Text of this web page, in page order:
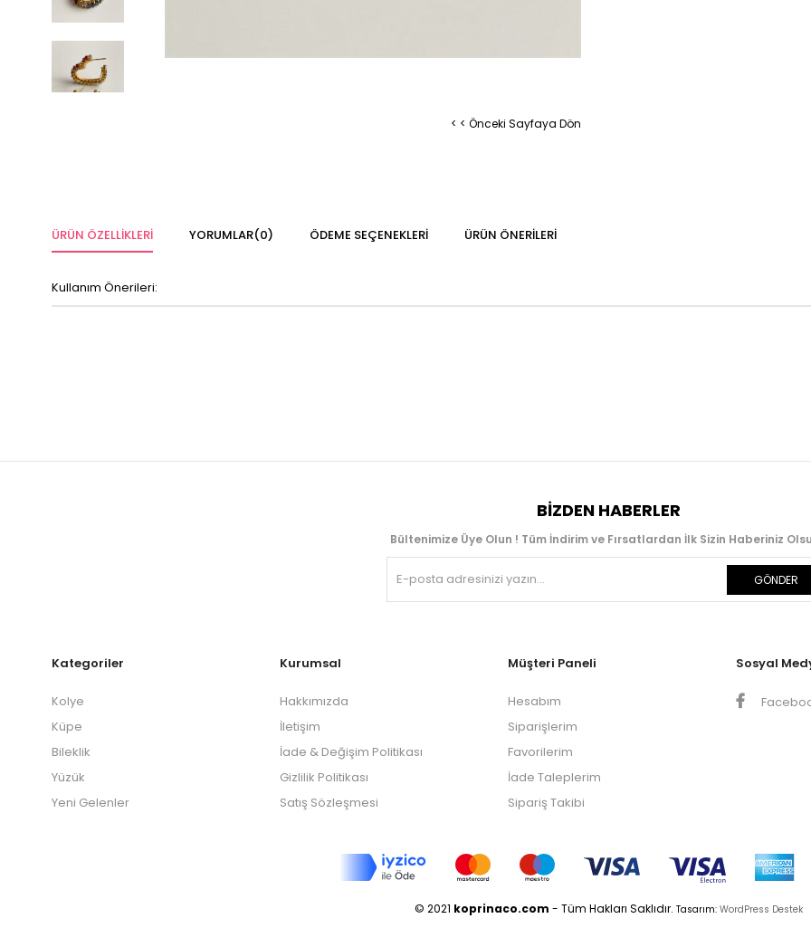
< < Önceki Sayfaya Dön
ÜRÜN ÖZELLIKLERI YORUMLAR(0) ÖDEME SEÇENEKLERI ÜRÜN ÖNERILERI
Kullanım Önerileri:
BIZDEN HABERLER
Bültenimize Üye Olun ! Tüm İndirim ve Fırsatlardan İlk Sizin Haberiniz
GÖNDER
Kategoriler
Kolye
Küpe
Bileklik
Yüzük
Yeni Gelenler
Kurumsal
Hakkımızda
İletişim
İade & Değişim Politikası
Gizlilik Politikası
Satış Sözleşmesi
Müşteri Paneli
Hesabım
Siparişlerim
Favorilerim
İade Taleplerim
Sipariş Takibi
Sosyal
© 2021 koprinaco.com - Tüm Hakları Saklıdır. Tasarım: WordPress Destek